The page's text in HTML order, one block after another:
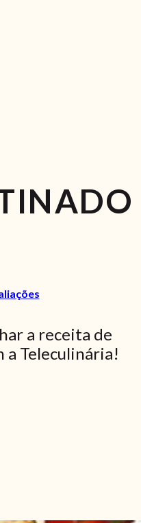
a receita de
a Teleculinária!